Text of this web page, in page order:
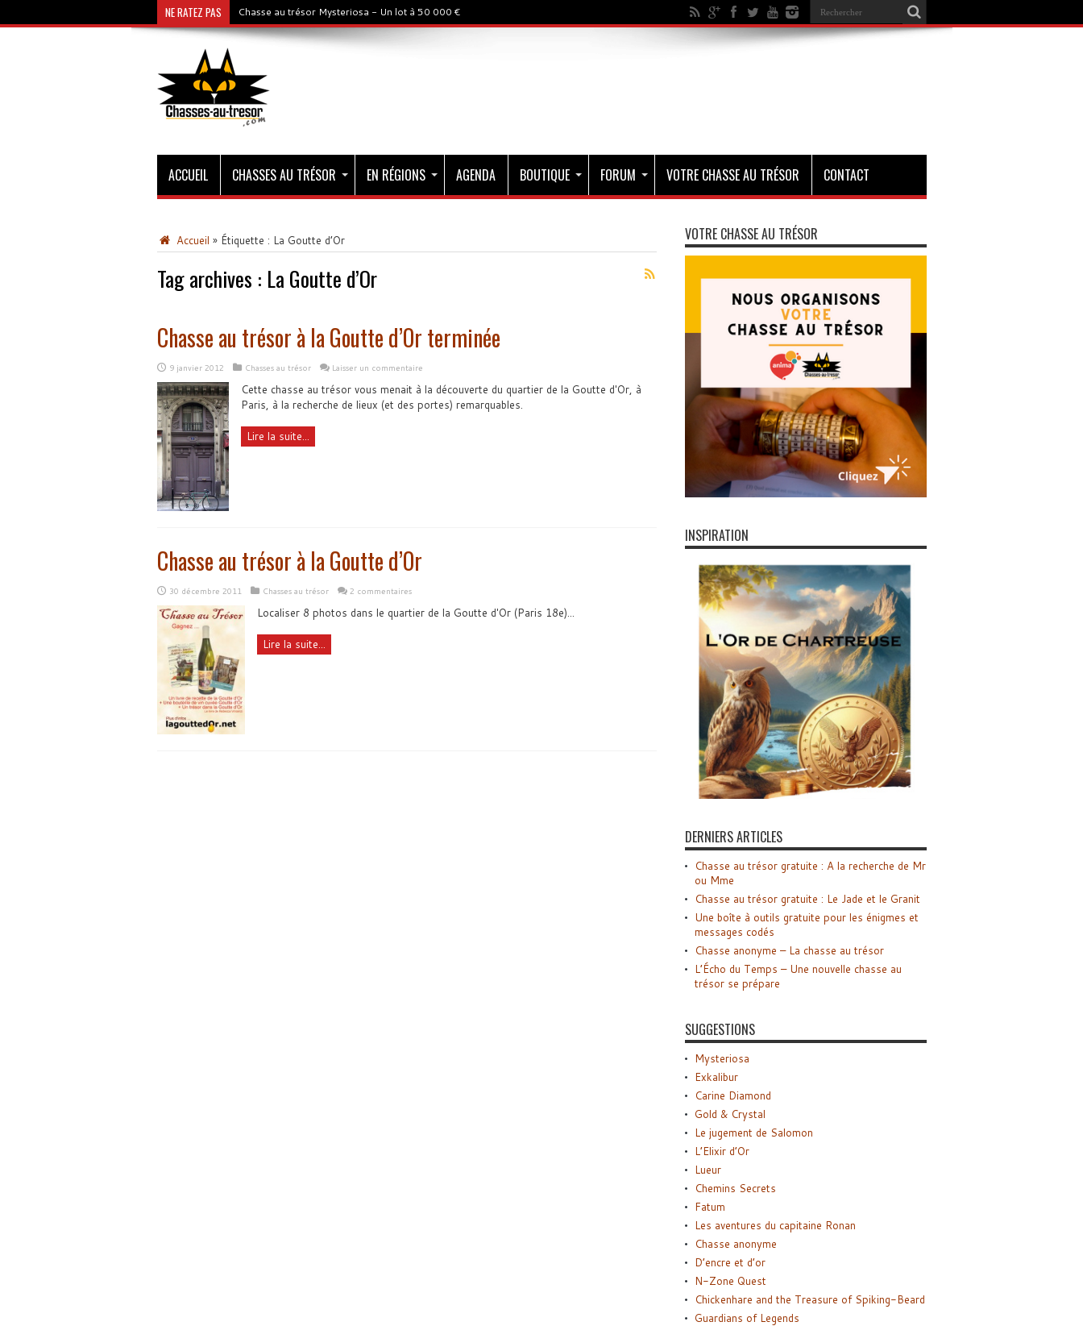
NE RATEZ PAS Chasse au trésor Gold & Crystal - 500 000$
ACCUEIL CHASSES AU TRÉSOR EN RÉGIONS AGENDA BOUTIQUE FORUM VOTRE CHASSE AU TRÉSOR CONTACT
Accueil » Étiquette : La Goutte d’Or
Tag archives : La Goutte d’Or
Chasse au trésor à la Goutte d’Or terminée
9 janvier 2012 Chasses au trésor Laisser un commentaire
Cette chasse au trésor vous menait à la découverte du quartier de la Goutte d'Or, à
Paris, à la recherche de lieux (et des portes) remarquables.
Lire la suite...
Chasse au trésor à la Goutte d’Or
30 décembre 2011 Chasses au trésor 2 commentaires
Localiser 8 photos dans le quartier de la Goutte d'Or (Paris 18e)...
Lire la suite...
VOTRE CHASSE AU TRÉSOR
INSPIRATION
DERNIERS ARTICLES
Chasse au trésor gratuite : A la recherche de Mr
ou Mme
Chasse au trésor gratuite : Le Jade et le Granit
Une boîte à outils gratuite pour les énigmes et
messages codés
Chasse anonyme – La chasse au trésor
L’Écho du Temps – Une nouvelle chasse au
trésor se prépare
SUGGESTIONS
Mysteriosa
Exkalibur
Carine Diamond
Gold & Crystal
Le jugement de Salomon
L’Elixir d’Or
Lueur
Chemins Secrets
Fatum
Les aventures du capitaine Ronan
Chasse anonyme
D’encre et d’or
N-Zone Quest
Chickenhare and the Treasure of Spiking-Beard
Guardians of Legends